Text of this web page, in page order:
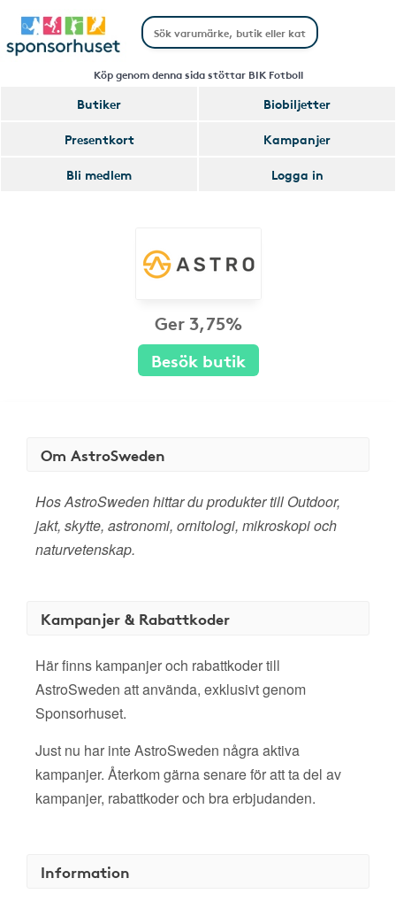
Köp genom denna sida stöttar BIK Fotboll
Butiker
Biobiljetter
Presentkort
Kampanjer
Bli medlem
Logga in
Ger 3,75%
Besök butik
Om AstroSweden
Hos AstroSweden hittar du produkter till Outdoor,
jakt, skytte, astronomi, ornitologi, mikroskopi och
naturvetenskap.
Kampanjer & Rabattkoder
Här finns kampanjer och rabattkoder till
AstroSweden att använda, exklusivt genom
Sponsorhuset.
Just nu har inte AstroSweden några aktiva
kampanjer. Återkom gärna senare för att ta del av
kampanjer, rabattkoder och bra erbjudanden.
Information